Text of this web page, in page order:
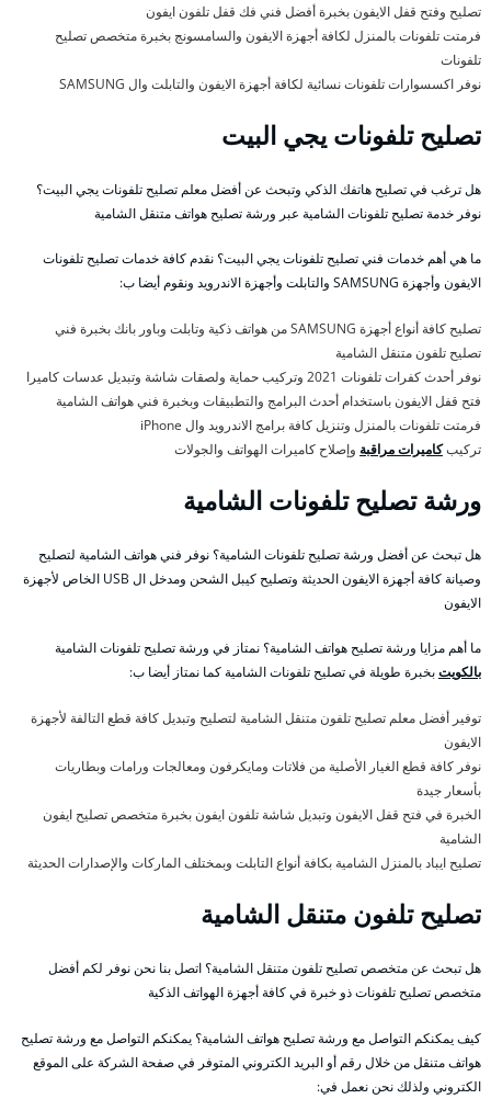
تصليح وفتح قفل الايفون بخبرة أفضل فني فك قفل تلفون ايفون
فرمتت تلفونات بالمنزل لكافة أجهزة الايفون والسامسونج بخبرة متخصص تصليح
تلفونات
نوفر اكسسوارات تلفونات نسائية لكافة أجهزة الايفون والتابلت وال SAMSUNG
تصليح تلفونات يجي البيت
هل ترغب في تصليح هاتفك الذكي وتبحث عن أفضل معلم تصليح تلفونات يجي البيت؟
نوفر خدمة تصليح تلفونات الشامية عبر ورشة تصليح هواتف متنقل الشامية
ما هي أهم خدمات فني تصليح تلفونات يجي البيت؟ نقدم كافة خدمات تصليح تلفونات
الايفون وأجهزة SAMSUNG والتابلت وأجهزة الاندرويد ونقوم أيضا ب:
تصليح كافة أنواع أجهزة SAMSUNG من هواتف ذكية وتابلت وباور بانك بخبرة فني
تصليح تلفون متنقل الشامية
نوفر أحدث كفرات تلفونات 2021 وتركيب حماية ولصقات شاشة وتبديل عدسات كاميرا
فتح قفل الايفون باستخدام أحدث البرامج والتطبيقات وبخبرة فني هواتف الشامية
فرمتت تلفونات بالمنزل وتنزيل كافة برامج الاندرويد وال iPhone
تركيبكاميرات مراقبة وإصلاح كاميرات الهواتف والجولات
ورشة تصليح تلفونات الشامية
هل تبحث عن أفضل ورشة تصليح تلفونات الشامية؟ نوفر فني هواتف الشامية لتصليح
وصيانة كافة أجهزة الايفون الحديثة وتصليح كيبل الشحن ومدخل ال USB الخاص لأجهزة
الايفون
ما أهم مزايا ورشة تصليح هواتف الشامية؟ نمتاز في ورشة تصليح تلفونات الشامية
بالكويتبخبرة طويلة في تصليح تلفونات الشامية كما نمتاز أيضا ب:
توفير أفضل معلم تصليح تلفون متنقل الشامية لتصليح وتبديل كافة قطع التالفة لأجهزة
الايفون
نوفر كافة قطع الغيار الأصلية من فلاتات ومايكرفون ومعالجات ورامات وبطاريات
بأسعار جيدة
الخبرة في فتح قفل الايفون وتبديل شاشة تلفون ايفون بخبرة متخصص تصليح ايفون
الشامية
تصليح ايباد بالمنزل الشامية بكافة أنواع التابلت وبمختلف الماركات والإصدارات الحديثة
تصليح تلفون متنقل الشامية
هل تبحث عن متخصص تصليح تلفون متنقل الشامية؟ اتصل بنا نحن نوفر لكم أفضل
متخصص تصليح تلفونات ذو خبرة في كافة أجهزة الهواتف الذكية
كيف يمكنكم التواصل مع ورشة تصليح هواتف الشامية؟ يمكنكم التواصل مع ورشة تصليح
هواتف متنقل من خلال رقم أو البريد الكتروني المتوفر في صفحة الشركة على الموقع
الكتروني ولذلك نحن نعمل في: